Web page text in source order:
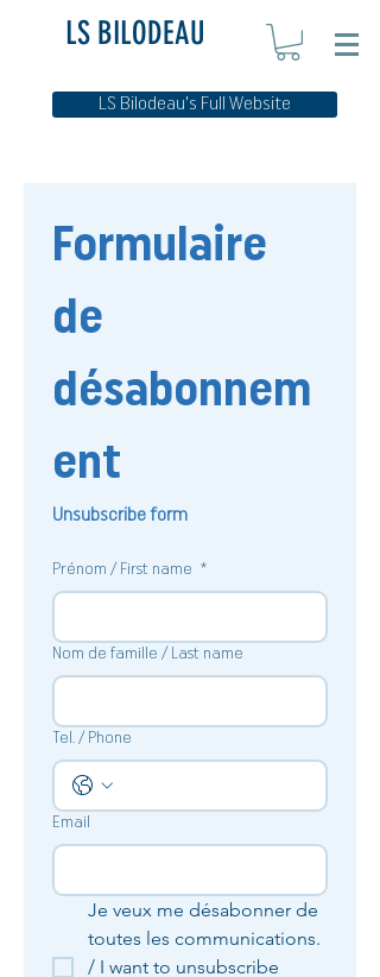
LS BILODEAU
LS Bilodeau's Full Website
Formulaire
de
désabonnem
Unsubscribe form
Prénom / First name *
Nom de famille / Last name
Tel. / Phone
Email
Je veux me désabonner de
toutes les communications.
/ I want to unsubscribe